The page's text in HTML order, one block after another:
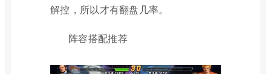
解控，所以才有翻盘几率。
阵容搭配推荐